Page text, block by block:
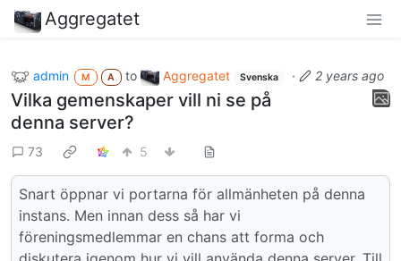
Aggregatet
admin M A to Aggregatet Svenska · 2 years ago
Vilka gemenskaper vill ni se på
denna server?
73 5
Snart öppnar vi portarna för allmänheten på denna
instans. Men innan dess så har vi
föreningsmedlemmar en chans att forma och